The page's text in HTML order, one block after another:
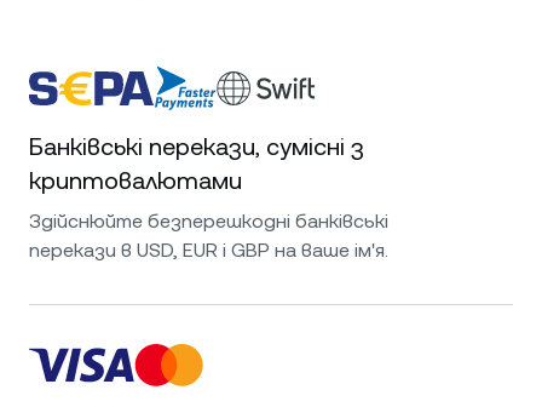
Банківські перекази, сумісні з
криптовалютами
Здійснюйте безперешкодні банківські
перекази в USD, EUR і GBP на ваше ім'я.